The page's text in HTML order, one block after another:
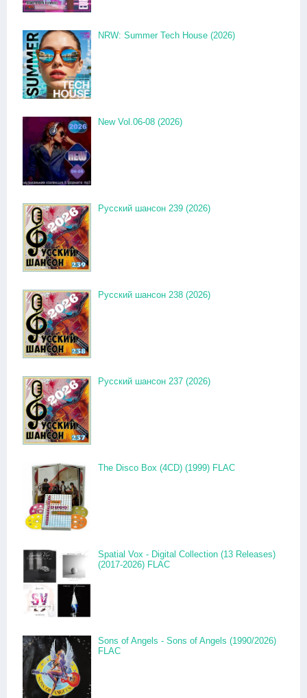
NRW: Summer Tech House (2026)
New Vol.06-08 (2026)
Русский шансон 239 (2026)
Русский шансон 238 (2026)
Русский шансон 237 (2026)
The Disco Box (4CD) (1999) FLAC
Spatial Vox - Digital Collection (13 Releases)
(2017-2026) FLAC
Sons of Angels - Sons of Angels (1990/2026)
FLAC